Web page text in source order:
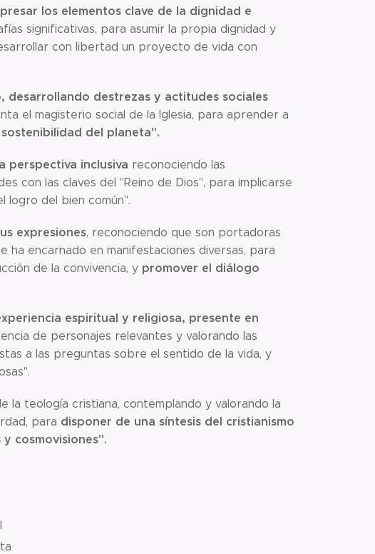
los elementos clave de la dignidad e
significativas, para asumir la propia dignidad y
con libertad un proyecto de vida con
desarrollando destrezas y actitudes sociales
el magisterio social de la Iglesia, para aprender a
del planeta".
perspectiva inclusiva reconociendo las
con las claves del "Reino de Dios", para implicarse
logro del bien común".
expresiones, reconociendo que son portadoras
ha encarnado en manifestaciones diversas, para
de la convivencia, y promover el diálogo
espiritual y religiosa, presente en
de personajes relevantes y valorando las
a las preguntas sobre el sentido de la vida, y
teología cristiana, contemplando y valorando la
para disponer de una síntesis del cristianismo
cosmovisiones".